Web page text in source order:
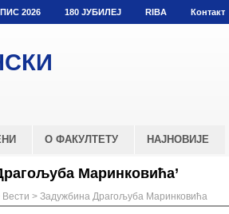
2026 180 ЈУБИЛЕЈ RIBA Контакт
О ФАКУЛТЕТУ НАЈНОВИЈЕ
Маринковића’
Вести > Задужбина Драгољуба Маринковића